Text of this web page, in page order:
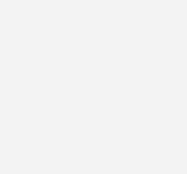
Einzelhandel,
mit dem Kältemittel R32
bis zu 9,3 aus
angeschlossen
von Wandgeräten über
bis zu Kanalgeräten. Mit